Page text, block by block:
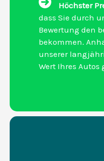
Höchster
dass Sie durch
Bewertung den
bekommen.
unserer
Wert Ihres Autos